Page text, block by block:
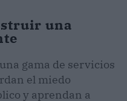
una
gama de servicios
el miedo
y aprendan a